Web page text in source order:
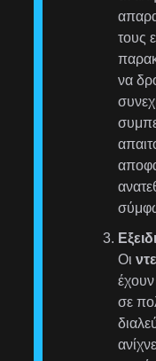
τους
να
Οι
σε